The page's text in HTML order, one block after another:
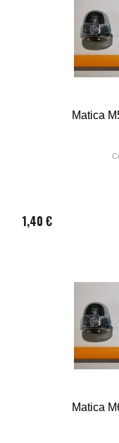
Matica
1,40 €
Matica